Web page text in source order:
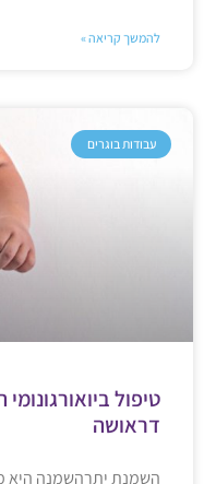
להמשך קריאה »
עבודות בוגרים
טיפול
דראושה
השמנת יתרהשמנה היא